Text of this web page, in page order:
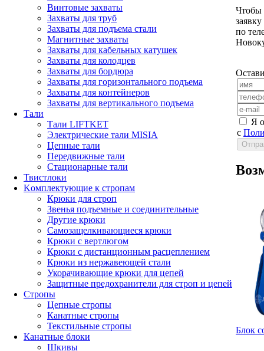
Винтовые захваты
Захваты для труб
Захваты для подъема стали
Магнитные захваты
Захваты для кабельных катушек
Захваты для колодцев
Захваты для бордюра
Захваты для горизонтального подъема
Захваты для контейнеров
Захваты для вертикального подъема
Тали
Тали LIFTKET
Электрические тали MISIA
Цепные тали
Передвижные тали
Стационарные тали
Твистлоки
Kомплектующие к стропам
Крюки для строп
Звенья подъемные и соединительные
Другие крюки
Самозащелкивающиеся крюки
Крюки с вертлюгом
Крюки с дистанционным расцеплением
Крюки из нержавеющей стали
Укорачивающие крюки для цепей
Защитные предохранители для строп и цепей
Стропы
Цепные стропы
Канатные стропы
Текстильные стропы
Канатные блоки
Шкивы
Чтобы
по
Я
с
Блок